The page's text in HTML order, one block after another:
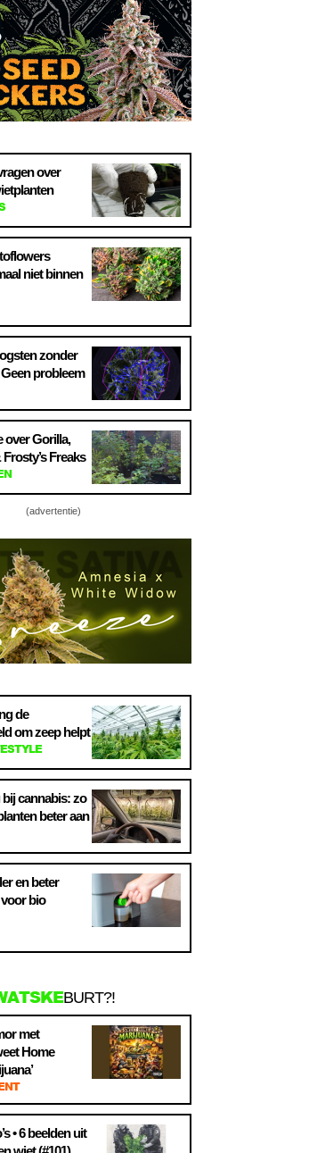
over
niet binnen
zonder
probleem
over Gorilla,
Freaks
(advertentie)
de
om zeep helpt
cannabis: zo
beter aan
en beter
bio
BURT?!
met
Home
• 6 beelden uit